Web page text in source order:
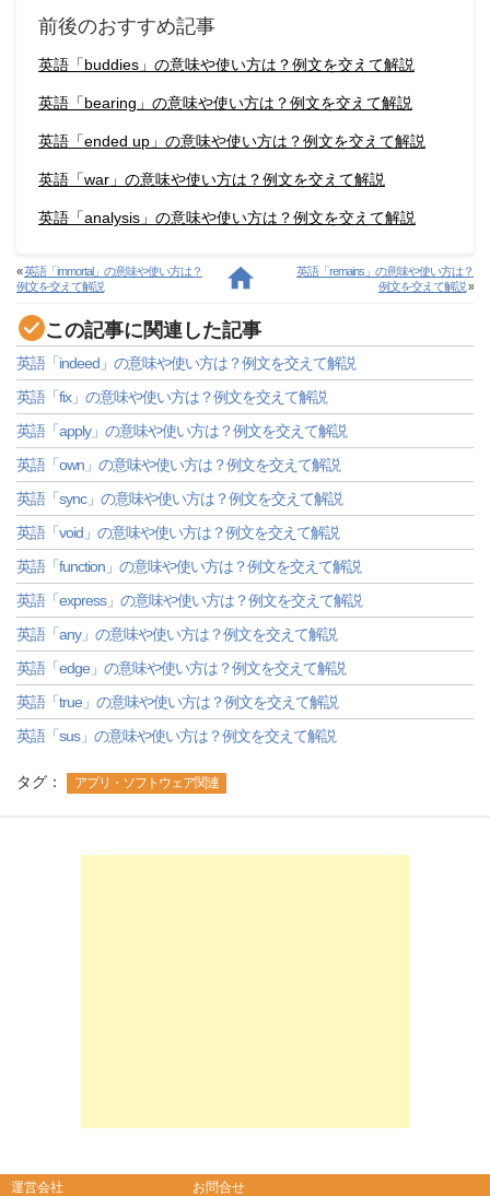
前後のおすすめ記事
英語「buddies」の意味や使い方は？例文を交えて解説
英語「bearing」の意味や使い方は？例文を交えて解説
英語「ended up」の意味や使い方は？例文を交えて解説
英語「war」の意味や使い方は？例文を交えて解説
英語「analysis」の意味や使い方は？例文を交えて解説
«英語「immortal」の意味や使い方は？
例文を交えて解説
英語「remains」の意味や使い方は？
例文を交えて解説»
この記事に関連した記事
英語「indeed」の意味や使い方は？例文を交えて解説
英語「fix」の意味や使い方は？例文を交えて解説
英語「apply」の意味や使い方は？例文を交えて解説
英語「own」の意味や使い方は？例文を交えて解説
英語「sync」の意味や使い方は？例文を交えて解説
英語「void」の意味や使い方は？例文を交えて解説
英語「function」の意味や使い方は？例文を交えて解説
英語「express」の意味や使い方は？例文を交えて解説
英語「any」の意味や使い方は？例文を交えて解説
英語「edge」の意味や使い方は？例文を交えて解説
英語「true」の意味や使い方は？例文を交えて解説
英語「sus」の意味や使い方は？例文を交えて解説
タグ： アプリ・ソフトウェア関連
運営会社 お問合せ